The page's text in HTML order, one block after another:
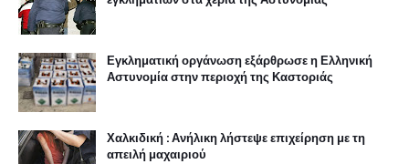
Εγκληματική οργάνωση εξάρθρωσε η Ελληνική
Αστυνομία στην περιοχή της Καστοριάς
Χαλκιδική : Ανήλικη λήστεψε επιχείρηση με τη
απειλή μαχαιριού